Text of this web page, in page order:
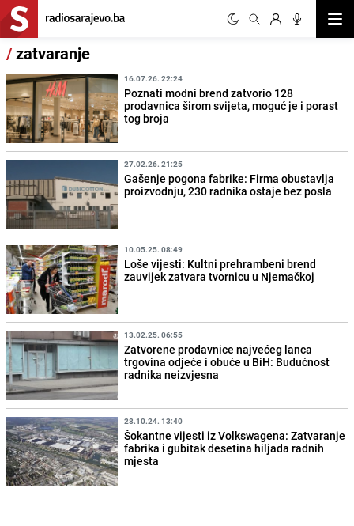
/zatvaranje
16.07.26. 22:24
Poznati modni brend zatvorio 128
prodavnica širom svijeta, moguć je i porast
tog broja
27.02.26. 21:25
Gašenje pogona fabrike: Firma obustavlja
proizvodnju, 230 radnika ostaje bez posla
10.05.25. 08:49
Loše vijesti: Kultni prehrambeni brend
zauvijek zatvara tvornicu u Njemačkoj
13.02.25. 06:55
Zatvorene prodavnice najvećeg lanca
trgovina odjeće i obuće u BiH: Budućnost
radnika neizvjesna
28.10.24. 13:40
Šokantne vijesti iz Volkswagena: Zatvaranje
fabrika i gubitak desetina hiljada radnih
mjesta